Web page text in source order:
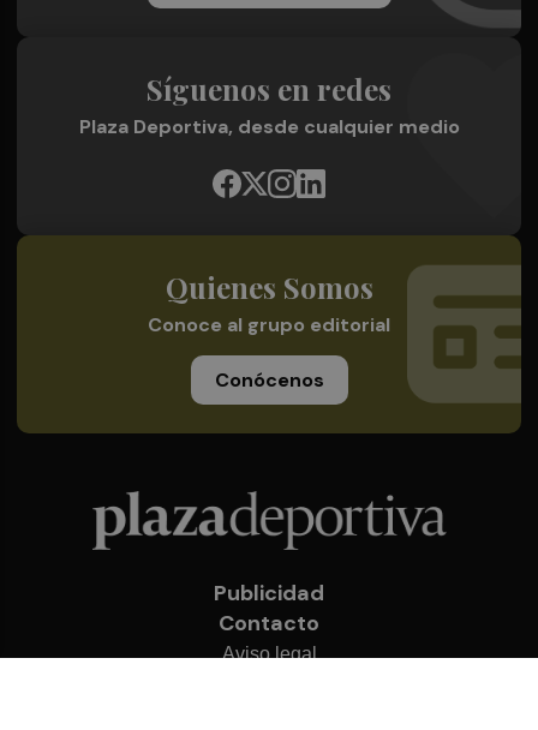
Síguenos en redes
Plaza Deportiva, desde cualquier medio
Quienes Somos
Conoce al grupo editorial
Conócenos
Publicidad
Contacto
Aviso legal